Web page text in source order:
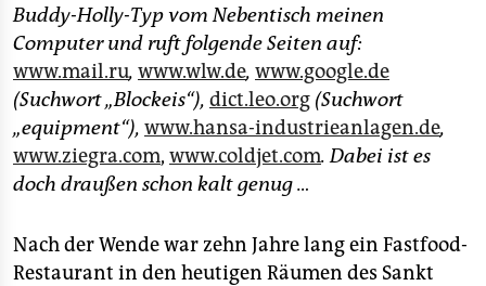
Buddy-Holly-Typ vom Nebentisch meinen
Computer und ruft folgende Seiten auf:
www.mail.ru, www.wlw.de, www.google.de
(Suchwort „Blockeis“), dict.leo.org (Suchwort
„equipment“), www.hansa-industrieanlagen.de,
www.ziegra.com, www.coldjet.com. Dabei ist es
doch draußen schon kalt genug …
Nach der Wende war zehn Jahre lang ein Fastfood-
Restaurant in den heutigen Räumen des Sankt